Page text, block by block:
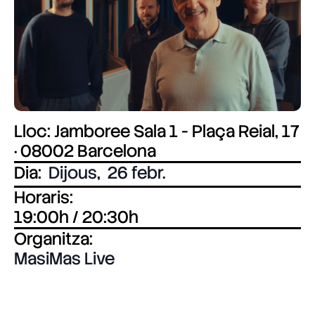
Lloc: Jamboree Sala 1 - Plaça Reial, 17
· 08002 Barcelona
Dia: Dijous, 26 febr.
Horaris:
19:00h / 20:30h
Organitza:
MasiMas Live